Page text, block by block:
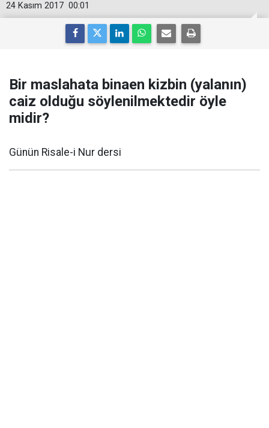
00:01
24 Kasım 2017
Bir maslahata binaen kizbin (yalanın)
caiz olduğu söylenilmektedir öyle
midir?
Günün Risale-i Nur dersi